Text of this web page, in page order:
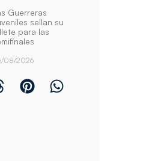
Guerreras
sellan su
para las
08/2026